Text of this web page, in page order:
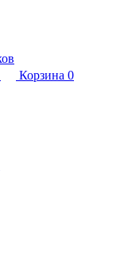
Корзина 0